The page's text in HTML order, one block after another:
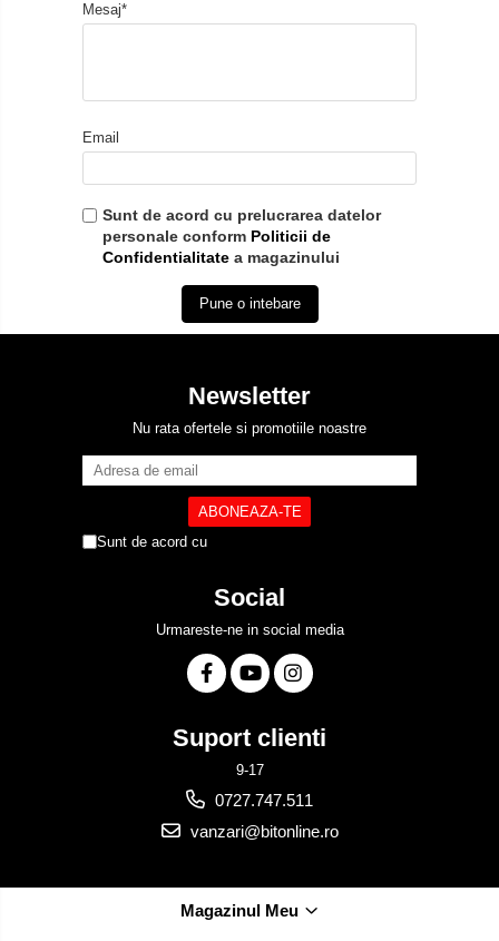
Mesaj*
Email
Sunt de acord cu prelucrarea datelor
personale conform Politicii de
Confidentialitate a magazinului
Pune o intebare
Newsletter
Nu rata ofertele si promotiile noastre
Sunt de acord cu
Social
Urmareste-ne in social media
Suport clienti
9-17
0727.747.511
vanzari@bitonline.ro
Magazinul Meu